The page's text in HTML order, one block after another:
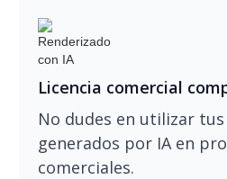
Licencia comercial
No dudes en utilizar
generados por IA en
comerciales.